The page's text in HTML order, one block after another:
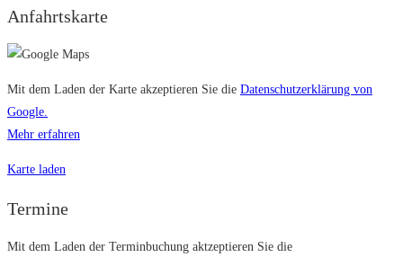
Anfahrtskarte
Mit dem Laden der Karte ak­zep­tie­ren Sie die Daten­schutz­er­klärung von
Google.
Mehr erfahren
Karte laden
Termine
Mit dem Laden der Terminbuchung aktzeptieren Sie die